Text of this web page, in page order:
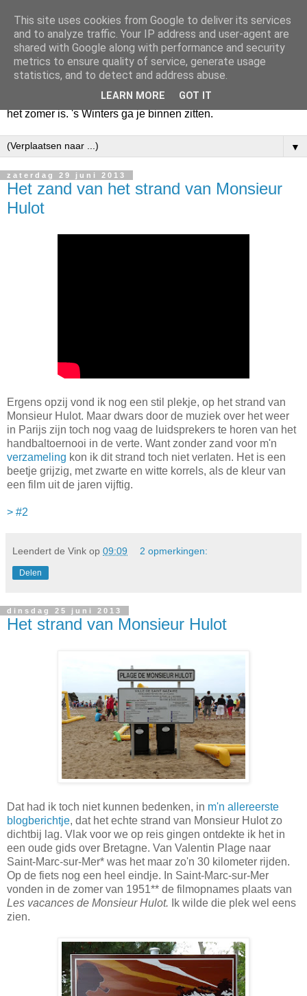
Huize Zeezicht
Als het lente is, lees ik een krant op een terras en drink een
latte uit een glas. Of om het even een boek met een
cappuccino of een dubbele espresso. Maar dat kan ook als
het zomer is. 's Winters ga je binnen zitten.
▼
zaterdag 29 juni 2013
Het zand van het strand van Monsieur
Hulot
Ergens opzij vond ik nog een stil plekje, op het strand van
Monsieur Hulot. Maar dwars door de muziek over het weer
in Parijs zijn toch nog vaag de luidsprekers te horen van het
handbaltoernooi in de verte. Want zonder zand voor m'n
verzameling kon ik dit strand toch niet verlaten. Het is een
beetje grijzig, met zwarte en witte korrels, als de kleur van
een film uit de jaren vijftig.
> #2
Leendert de Vink op 09:09 2 opmerkingen:
Delen
dinsdag 25 juni 2013
Het strand van Monsieur Hulot
Dat had ik toch niet kunnen bedenken, in m'n allereerste
blogberichtje, dat het echte strand van Monsieur Hulot zo
dichtbij lag. Vlak voor we op reis gingen ontdekte ik het in
een oude gids over Bretagne. Van Valentin Plage naar
Saint-Marc-sur-Mer* was het maar zo'n 30 kilometer rijden.
Op de fiets nog een heel eindje. In Saint-Marc-sur-Mer
vonden in de zomer van 1951** de filmopnames plaats van
Les vacances de Monsieur Hulot. Ik wilde die plek wel eens
zien.
This site uses cookies from Google to deliver its services
and to analyze traffic. Your IP address and user-agent are
shared with Google along with performance and security
metrics to ensure quality of service, generate usage
statistics, and to detect and address abuse.
LEARN MORE GOT IT